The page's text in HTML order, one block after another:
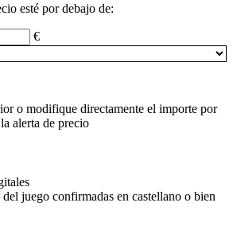
esté por debajo de:
€
o modifique directamente el importe por
alerta de precio
juego confirmadas en castellano o bien